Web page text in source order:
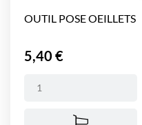
OUTIL POSE OEILLETS
Prix
5,40 €